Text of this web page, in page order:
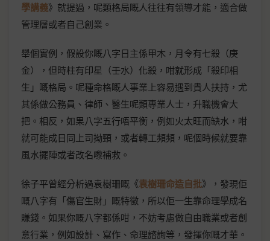
學講義》就提過，呢類格局嘅人往往有領導才能，適合做
管理層或者自己創業。
舉個實例，假設你嘅八字日主係甲木，月令有七殺（庚
金），但時柱有印星（壬水）化殺，咁就形成「殺印相
生」嘅格局。呢種命格嘅人事業上容易遇到貴人扶持，尤
其係做公務員、律師、醫生呢類專業人士，升職機會大
把。相反，如果八字五行唔平衡，例如火太旺而缺水，咁
就可能成日同上司拗頸，或者轉工頻頻，呢個時候就要靠
風水擺陣或者改名嚟補救。
徐子平曾經分析過袁樹珊嘅《袁樹珊命造自批》，發現佢
嘅八字有「傷官生財」嘅特徵，所以佢一生靠命理學成名
賺錢。如果你嘅八字都係咁，不妨考慮做自由職業或者創
意行業，例如設計、寫作、命理諮詢等，發揮你嘅才華。